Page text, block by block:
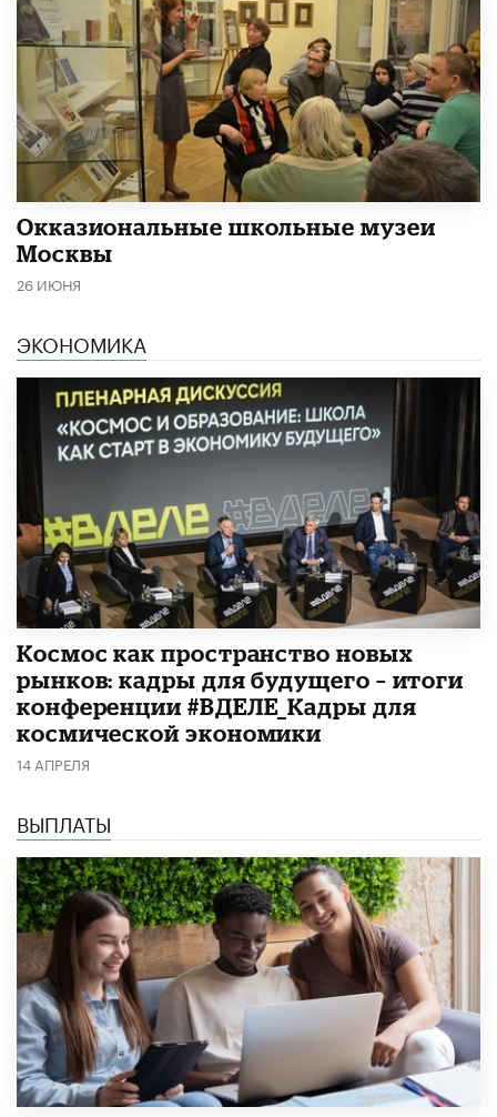
​Окказиональные школьные музеи
Москвы
26 ИЮНЯ
ЭКОНОМИКА
Космос как пространство новых
рынков: кадры для будущего – итоги
конференции #ВДЕЛЕ_Кадры для
космической экономики
14 АПРЕЛЯ
ВЫПЛАТЫ